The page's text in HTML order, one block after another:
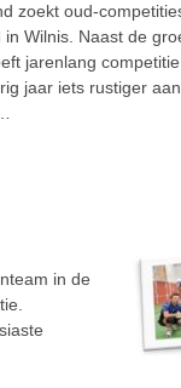
zoekt oud-
Wilnis. Naast de
jarenlang
jaar iets rustiger
in de